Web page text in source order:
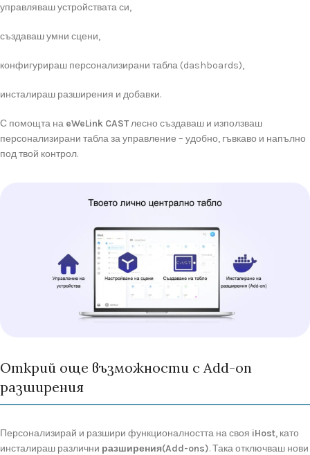
управлявашустройстватаси,
създавашумни сцени,
конфигурираш персонализирани табла (dashboards),
инсталираш разширения и добавки.
С помощта на eWeLink CASTлесно създаваш и използваш
персонализирани таблазауправление – удобно, гъвкаво и напълно
подтвой контрол.
Открий още възможности с Add-on
разширения
Персонализирай и разшири функционалността насвоя iHost, като
инсталираш различни разширения(Add-ons).Такаотключваш нови